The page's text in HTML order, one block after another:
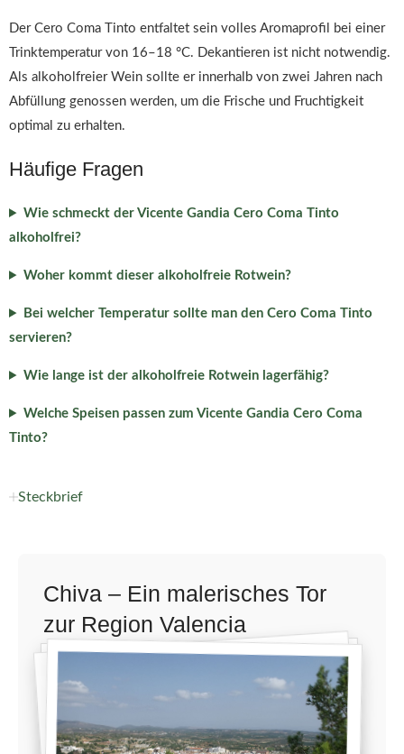
Der Cero Coma Tinto entfaltet sein volles Aromaprofil bei einer
Trinktemperatur von 16–18 °C. Dekantieren ist nicht notwendig.
Als alkoholfreier Wein sollte er innerhalb von zwei Jahren nach
Abfüllung genossen werden, um die Frische und Fruchtigkeit
optimal zu erhalten.
Häufige Fragen
Wie schmeckt der Vicente Gandia Cero Coma Tinto
alkoholfrei?
Woher kommt dieser alkoholfreie Rotwein?
Bei welcher Temperatur sollte man den Cero Coma Tinto
servieren?
Wie lange ist der alkoholfreie Rotwein lagerfähig?
Welche Speisen passen zum Vicente Gandia Cero Coma
Tinto?
Steckbrief
Chiva – Ein malerisches Tor
zur Region Valencia